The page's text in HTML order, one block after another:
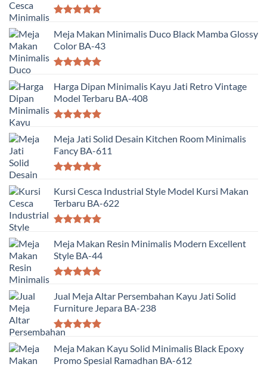
dari 5
Meja Makan Minimalis Duco Black Mamba Glossy
Color BA-43
dari 5
Harga Dipan Minimalis Kayu Jati Retro Vintage
Model Terbaru BA-408
dari 5
Meja Jati Solid Desain Kitchen Room Minimalis
Fancy BA-611
dari 5
Kursi Cesca Industrial Style Model Kursi Makan
Terbaru BA-622
dari 5
Meja Makan Resin Minimalis Modern Excellent
Style BA-44
dari 5
Jual Meja Altar Persembahan Kayu Jati Solid
Furniture Jepara BA-238
Dinilai
dari 5
Meja Makan Kayu Solid Minimalis Black Epoxy
Promo Spesial Ramadhan BA-612